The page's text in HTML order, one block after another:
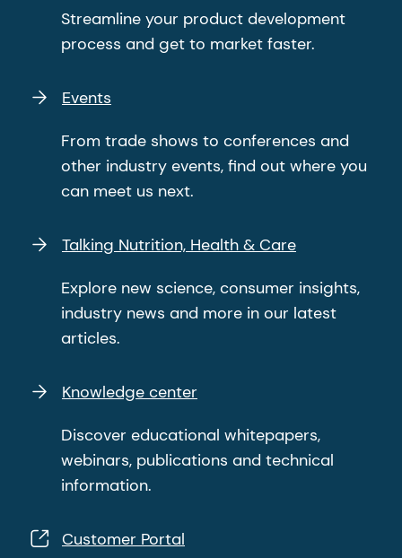
Streamline your product development
process and get to market faster.
Events
From trade shows to conferences and
other industry events, find out where you
can meet us next.
Talking Nutrition, Health & Care
Explore new science, consumer insights,
industry news and more in our latest
articles.
Knowledge center
Discover educational whitepapers,
webinars, publications and technical
information.
Customer Portal